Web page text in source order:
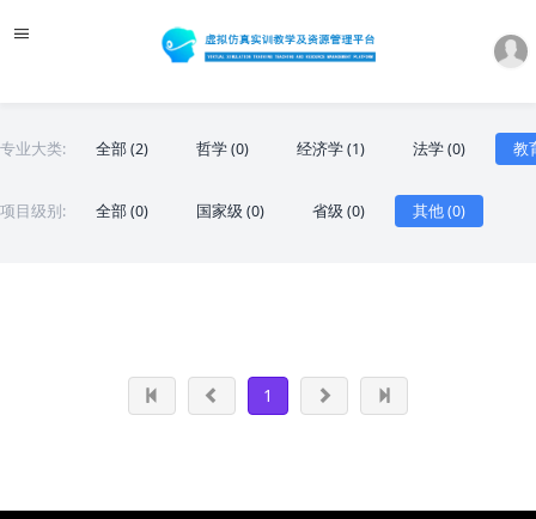
专业大类: 全部 (2) 哲学 (0) 经济学 (1) 法学 (0) 教
项目级别: 全部 (0) 国家级 (0) 省级 (0) 其他 (0)
1